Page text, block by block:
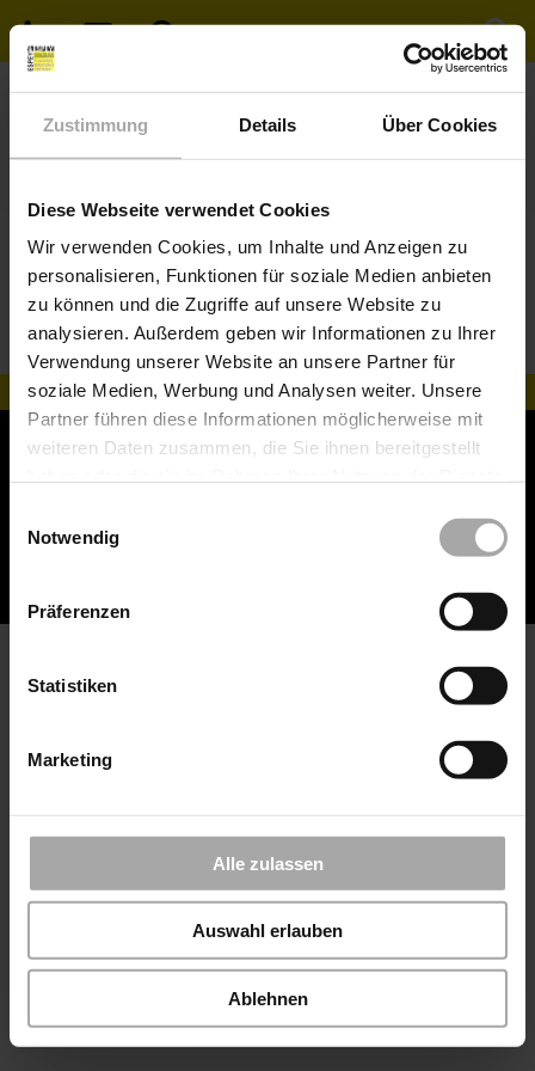
Zustimmung Details Über Cookies
Diese Webseite verwendet Cookies
Wir verwenden Cookies, um Inhalte und Anzeigen zu
personalisieren, Funktionen für soziale Medien anbieten
zu können und die Zugriffe auf unsere Website zu
analysieren. Außerdem geben wir Informationen zu Ihrer
Verwendung unserer Website an unsere Partner für
soziale Medien, Werbung und Analysen weiter. Unsere
Partner führen diese Informationen möglicherweise mit
weiteren Daten zusammen, die Sie ihnen bereitgestellt
Notwendig
Präferenzen
Statistiken
Marketing
Alle zulassen
Auswahl erlauben
Ablehnen
Sie sind hier: » Meta
Meta
Impressum Datenschutz AGB Sitemap